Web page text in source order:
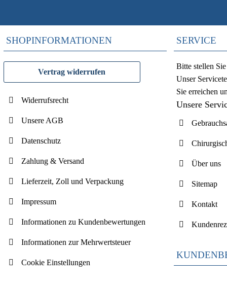
SHOPINFORMATIONEN
Vertrag widerrufen
Widerrufsrecht
Unsere AGB
Datenschutz
Zahlung & Versand
Lieferzeit, Zoll und Verpackung
Impressum
Informationen zu Kundenbewertungen
Informationen zur Mehrwertsteuer
Cookie Einstellungen
SERVICE
Bitte stellen
Unser
Sie erreichen
Unsere
Über uns
Sitemap
Kontakt